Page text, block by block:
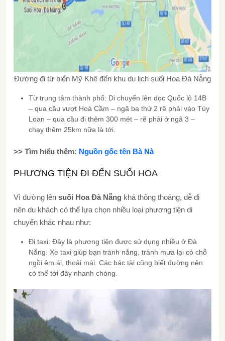
Đường đi từ biển Mỹ Khê đến khu du lịch suối Hoa Đà Nẵng
Từ trung tâm thành phố: Di chuyển lên dọc Quốc lộ 14B
– qua cầu vượt Hoà Cầm – ngã ba thứ 2 rẽ phải vào Túy
Loan – qua cầu đi thêm 300 mét – rẽ phải ở ngã 3 –
chạy thêm 25km nữa là tới.
>> Tìm hiểu thêm: Nguồn gốc tên Bà Nà
PHƯƠNG TIỆN ĐI ĐẾN SUỐI HOA
Vì đường lên suối Hoa Đà Nẵng khá thông thoáng, dễ đi
nên du khách có thể lựa chọn nhiều loại phương tiện di
chuyển khác nhau như:
Đi taxi: Đây là phương tiện được sử dụng nhiều ở Đà
Nẵng. Xe taxi giúp bạn tránh nắng, tránh mưa lại có chỗ
ngồi êm ái, thoải mái. Các bác tài cũng biết đường nên
có thể tới đây nhanh chóng.